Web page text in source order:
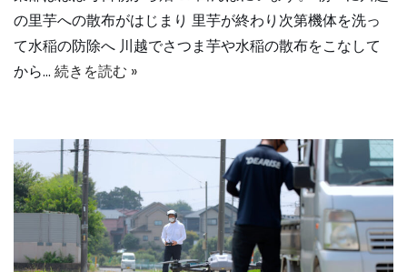
の里芋への散布がはじまり 里芋が終わり次第機体を洗っ
て水稲の防除へ 川越でさつま芋や水稲の散布をこなして
から… 続きを読む »